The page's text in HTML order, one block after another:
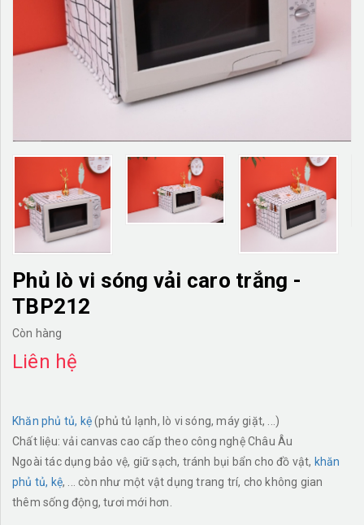
TƯỜNG CÂY GIẢ KHĂN TRẢI BÀN
TƯ VẤN LIÊN HỆ
Phủ lò vi sóng vải caro trắng -
TBP212
Còn hàng
Liên hệ
Khăn phủ tủ, kệ(phủ tủ lạnh, lò vi sóng, máy giặt, ...)
Chất liệu: vải canvas cao cấp theo công nghệ Châu Âu
Ngoài tác dụng bảo vệ, giữ sạch, tránh bụi bẩn cho đồ vật, khăn
phủ tủ, kệ, ... còn như một vật dụng trang trí, cho không gian
thêm sống động, tươi mới hơn.